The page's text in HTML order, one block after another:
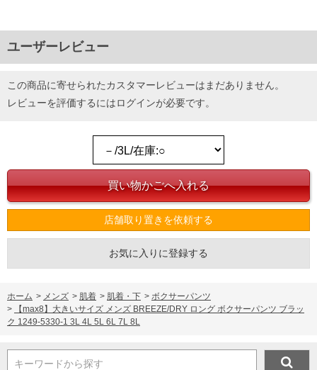
ユーザーレビュー
この商品に寄せられたカスタマーレビューはまだありません。
レビューを評価するにはログインが必要です。
店舗取り置きを依頼する
お気に入りに登録する
ホーム > メンズ > 肌着 > 肌着・下 > ボクサーパンツ
>
【max8】大きいサイズ メンズ BREEZE/DRY ロング ボクサーパンツ ブラッ
ク 1249-5330-1 3L 4L 5L 6L 7L 8L
キーワードから探す